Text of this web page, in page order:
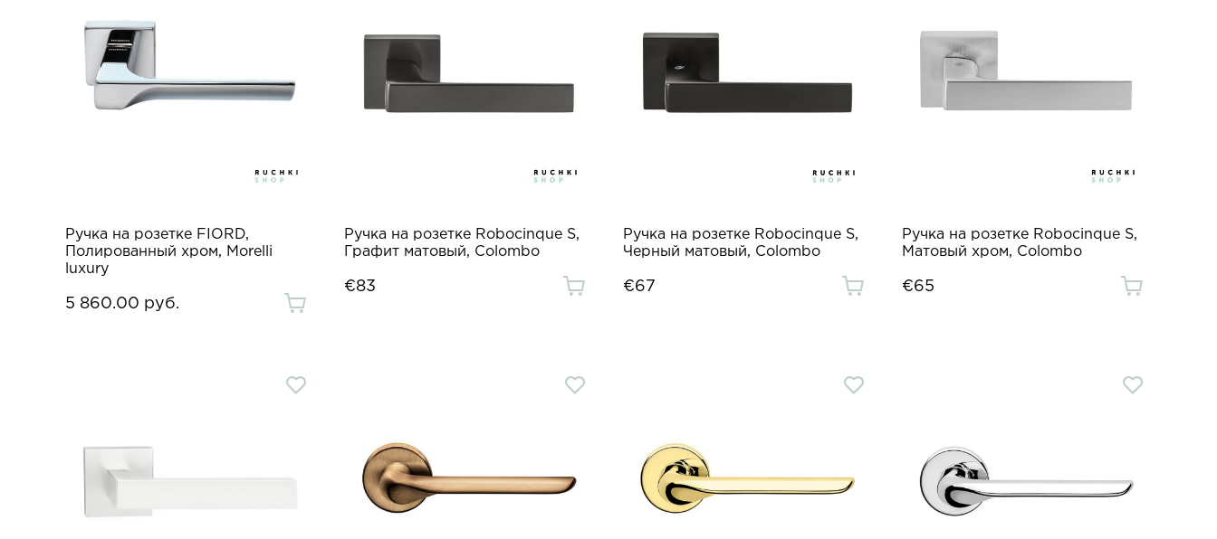
Ручка на розетке FIORD,
Полированный хром, Morelli
luxury
5 860.00 руб.
Ручка на розетке Robocinque S,
Графит матовый, Colombo
€83
Ручка на розетке Robocinque S,
Черный матовый, Colombo
€67
Ручка на розетке Robocinque S,
Матовый хром, Colombo
€65